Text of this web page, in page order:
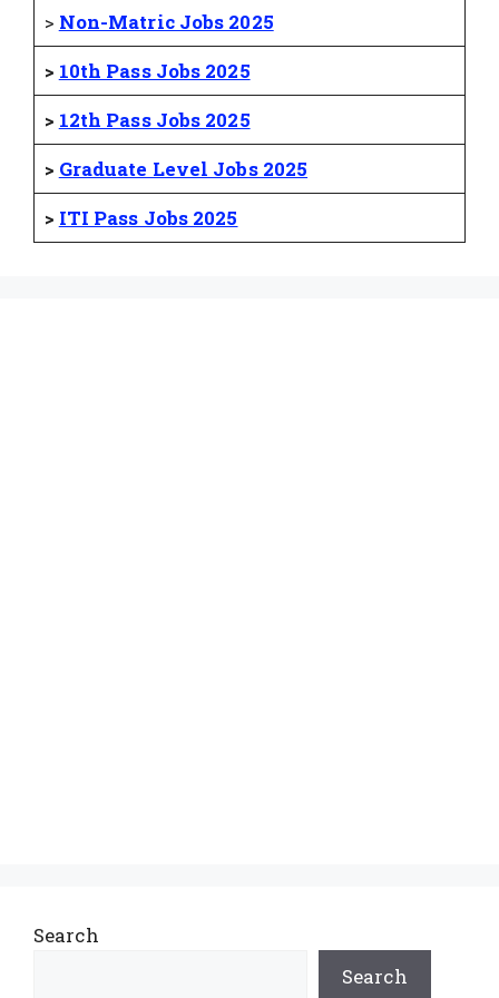
> Non-Matric Jobs 2025
> 10th Pass Jobs 2025
> 12th Pass Jobs 2025
> Graduate Level Jobs 2025
> ITI Pass Jobs 2025
Search
Search